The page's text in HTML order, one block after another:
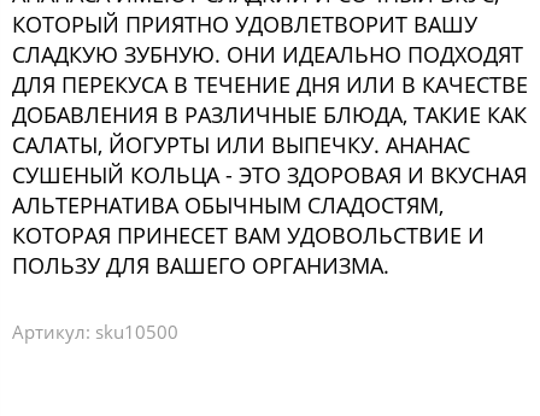
КОТОРЫЙ ПРИЯТНО УДОВЛЕТВОРИТ ВАШУ
СЛАДКУЮ ЗУБНУЮ. ОНИ ИДЕАЛЬНО ПОДХОДЯТ
ДЛЯ ПЕРЕКУСА В ТЕЧЕНИЕ ДНЯ ИЛИ В КАЧЕСТВЕ
ДОБАВЛЕНИЯ В РАЗЛИЧНЫЕ БЛЮДА, ТАКИЕ КАК
САЛАТЫ, ЙОГУРТЫ ИЛИ ВЫПЕЧКУ. АНАНАС
СУШЕНЫЙ КОЛЬЦА - ЭТО ЗДОРОВАЯ И ВКУСНАЯ
АЛЬТЕРНАТИВА ОБЫЧНЫМ СЛАДОСТЯМ,
КОТОРАЯ ПРИНЕСЕТ ВАМ УДОВОЛЬСТВИЕ И
ПОЛЬЗУ ДЛЯ ВАШЕГО ОРГАНИЗМА.
Артикул: sku10500